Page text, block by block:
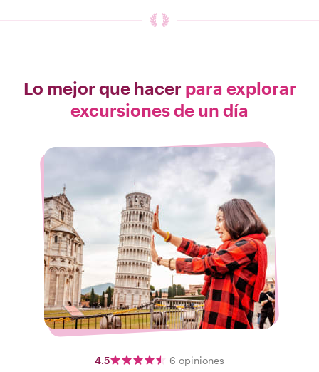
Lo mejor que hacer para explorar
excursiones de un día
4.5 6 opiniones